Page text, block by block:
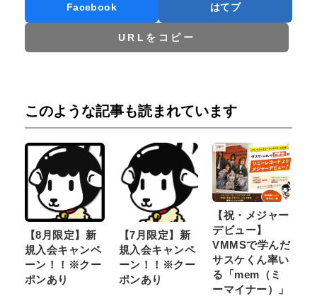
Facebook はてブ
URLをコピー
このような記事も読まれています
【8月限定】新
規入会キャンペ
ーン！！※クー
ポンあり
【7月限定】新
規入会キャンペ
ーン！！※クー
ポンあり
【祝・メジャー
デビュー】
VMMSで学んだ
サスケくん率い
る「mem（ミ
ーマイナー）」